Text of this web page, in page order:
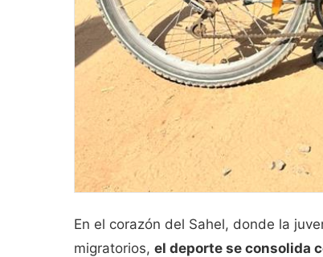
En el corazón del Sahel, donde la
migratorios, el deporte se consolida